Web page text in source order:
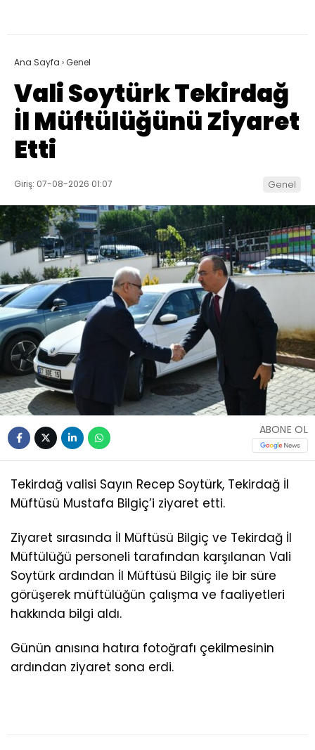
Ana Sayfa ›Genel
Vali Soytürk Tekirdağ
İl Müftülüğünü Ziyaret
Etti
Giriş: 07-08-2026 01:07 Genel
ABONE OL
Tekirdağ valisi Sayın Recep Soytürk, Tekirdağ İl
Müftüsü Mustafa Bilgiç’i ziyaret etti.
Ziyaret sırasında İl Müftüsü Bilgiç ve Tekirdağ İl
Müftülüğü personeli tarafından karşılanan Vali
Soytürk ardından İl Müftüsü Bilgiç ile bir süre
görüşerek müftülüğün çalışma ve faaliyetleri
hakkında bilgi aldı.
Günün anısına hatıra fotoğrafı çekilmesinin
ardından ziyaret sona erdi.